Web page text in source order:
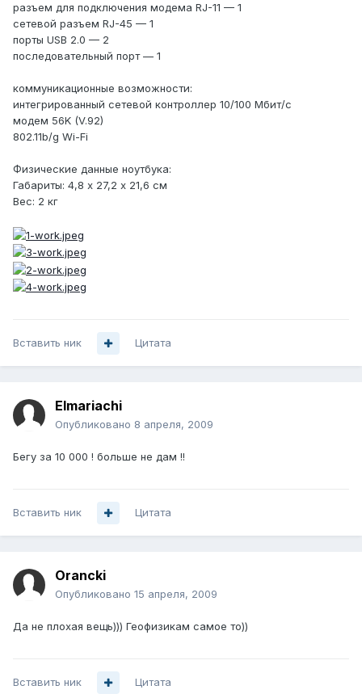
разъем для подключения модема RJ-11 — 1
сетевой разъем RJ-45 — 1
порты USB 2.0 — 2
последовательный порт — 1
коммуникационные возможности:
интегрированный сетевой контроллер 10/100 Мбит/с
модем 56K (V.92)
802.11b/g Wi-Fi
Физические данные ноутбука:
Габариты: 4,8 х 27,2 х 21,6 см
Вес: 2 кг
Вставить ник Цитата
Elmariachi
Опубликовано 8 апреля, 2009
Бегу за 10 000 ! больше не дам !!
Вставить ник Цитата
Orancki
Опубликовано 15 апреля, 2009
Да не плохая вещь))) Геофизикам самое то))
Вставить ник Цитата